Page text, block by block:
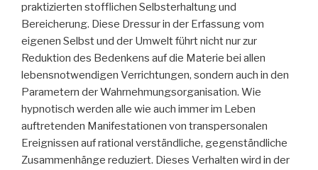
praktizierten stofflichen Selbsterhaltung und
Bereicherung. Diese Dressur in der Erfassung vom
eigenen Selbst und der Umwelt führt nicht nur zur
Reduktion des Bedenkens auf die Materie bei allen
lebensnotwendigen Verrichtungen, sondern auch in den
Parametern der Wahrnehmungsorganisation. Wie
hypnotisch werden alle wie auch immer im Leben
auftretenden Manifestationen von transpersonalen
Ereignissen auf rational verständliche, gegenständliche
Zusammenhänge reduziert. Dieses Verhalten wird in der